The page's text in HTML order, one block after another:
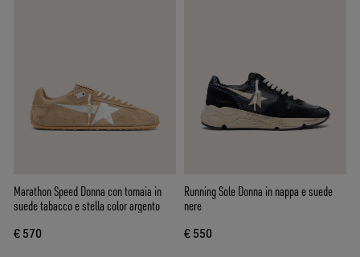
Marathon Speed Donna con tomaia in
suede tabacco e stella color argento
€ 570
Running Sole Donna in nappa e suede
nere
€ 550